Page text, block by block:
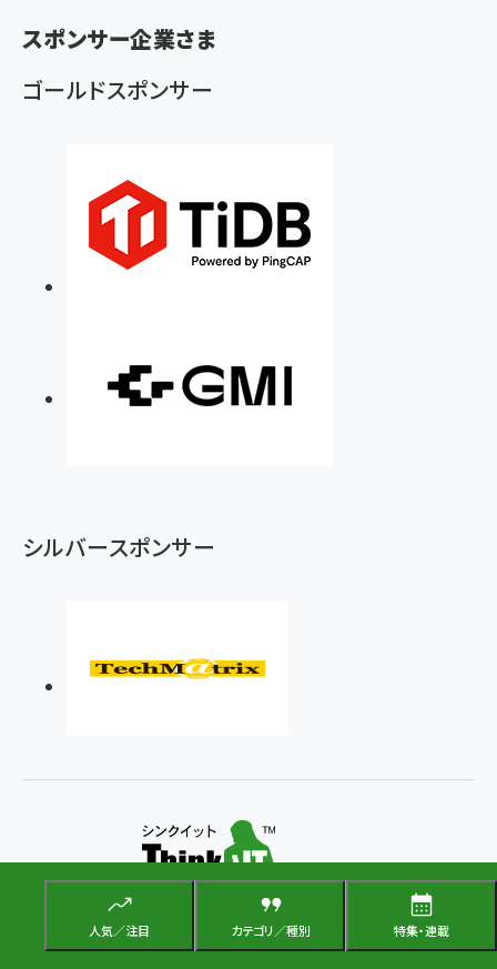
人気／注目 カテゴリ／種別 特集・連載
く
ず
スポンサー企業さま
ゴールドスポンサー
シルバースポンサー
オープンソース技術の実践活用メディア